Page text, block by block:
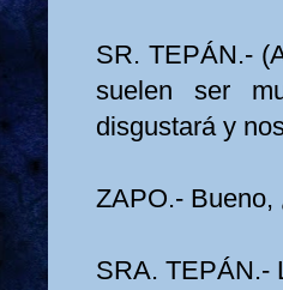
SR. TEPÁN.-
suelen ser
disgustará y
ZAPO.- Bueno,
SRA. TEPÁN.-